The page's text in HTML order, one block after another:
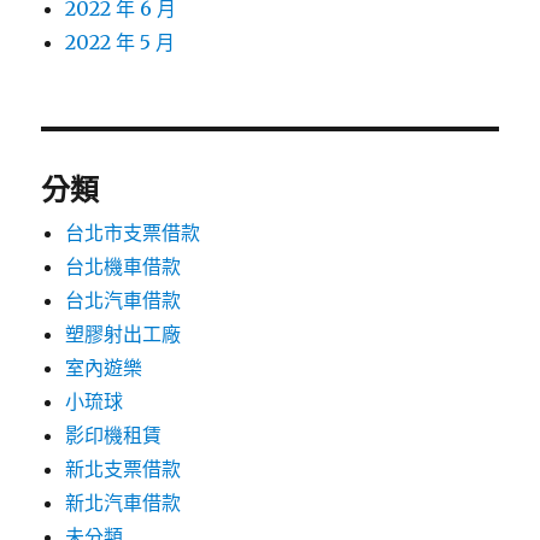
2022 年 6 月
2022 年 5 月
分類
台北市支票借款
台北機車借款
台北汽車借款
塑膠射出工廠
室內遊樂
小琉球
影印機租賃
新北支票借款
新北汽車借款